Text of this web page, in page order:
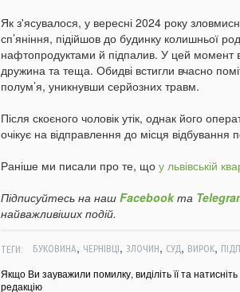
Як з'ясувалося, у вересні 2024 року
сп’яніння, підійшов до будинку колишньої
нафтопродуктами й підпалив. У цей момент
дружина та теща. Обидві встигли вчасно
полум’я, уникнувши серйозних травм.
Після скоєного чоловік утік, однак його
очікує на відправлення до місця відбування
Раніше ми писали про те, що у львівській
Підписуйтесь на наш Facebookта
найважливіших подій.
ТЕГИ: БУКОВИНА, ЧЕРНІВЦІ, ЗЛОЧИН, СУД, ВИРОК,
Якщо Ви зауважили помилку, виділіть її та
редакцію